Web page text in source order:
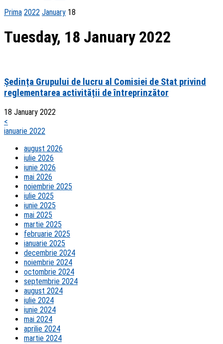
Prima 2022 January 18
Tuesday, 18 January 2022
Ședința Grupului de lucru al Comisiei de Stat privind
reglementarea activității de întreprinzător
18 January 2022
<
ianuarie 2022
august 2026
iulie 2026
iunie 2026
mai 2026
noiembrie 2025
iulie 2025
iunie 2025
mai 2025
martie 2025
februarie 2025
ianuarie 2025
decembrie 2024
noiembrie 2024
octombrie 2024
septembrie 2024
august 2024
iulie 2024
iunie 2024
mai 2024
aprilie 2024
martie 2024